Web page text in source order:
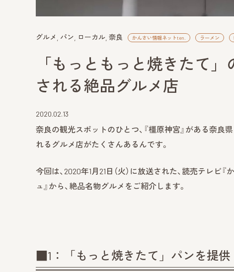
グルメ パン ローカル 奈良 かんさい情報ネットten. ラーメン
「もっともっと焼きたて
される絶品グルメ店
2020.02.13
奈良の観光スポットのひとつ、『橿原神宮』がある奈良
れるグルメ店がたくさんあるんです。
今回は、2020年1月21日（火）に放送された、読売テレ
ュ』から、絶品名物グルメをご紹介します。
■1：「もっと焼きたて」パンを提供